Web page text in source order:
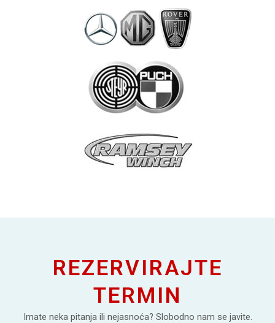
REZERVIRAJTE
TERMIN
Imate neka pitanja ili nejasnoća? Slobodno nam se javite.